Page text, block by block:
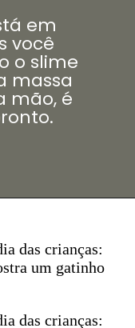
em
você
o slime
massa
mão, é
das crianças:
um gatinho
das crianças: